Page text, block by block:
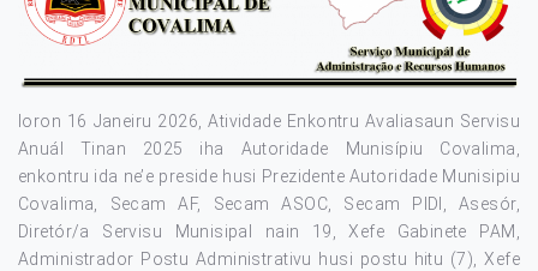
loron 16 Janeiru 2026, Atividade Enkontru Avaliasaun Servisu
Anuál Tinan 2025 iha Autoridade Munisípiu Covalima,
enkontru ida ne’e preside husi Prezidente Autoridade Munisipiu
Covalima, Secam AF, Secam ASOC, Secam PIDI, Asesór,
Diretór/a Servisu Munisipal nain 19, Xefe Gabinete PAM,
Administrador Postu Administrativu husi postu hitu (7), Xefe